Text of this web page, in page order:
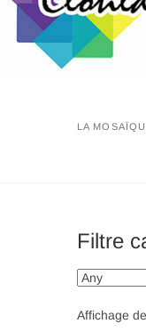
LA
Filtre
Affichage